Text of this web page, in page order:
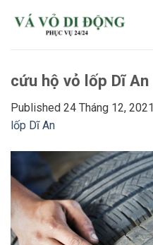
cứu hộ vỏ lốp Dĩ An
Published 24 Tháng 12, 2021
lốp Dĩ An